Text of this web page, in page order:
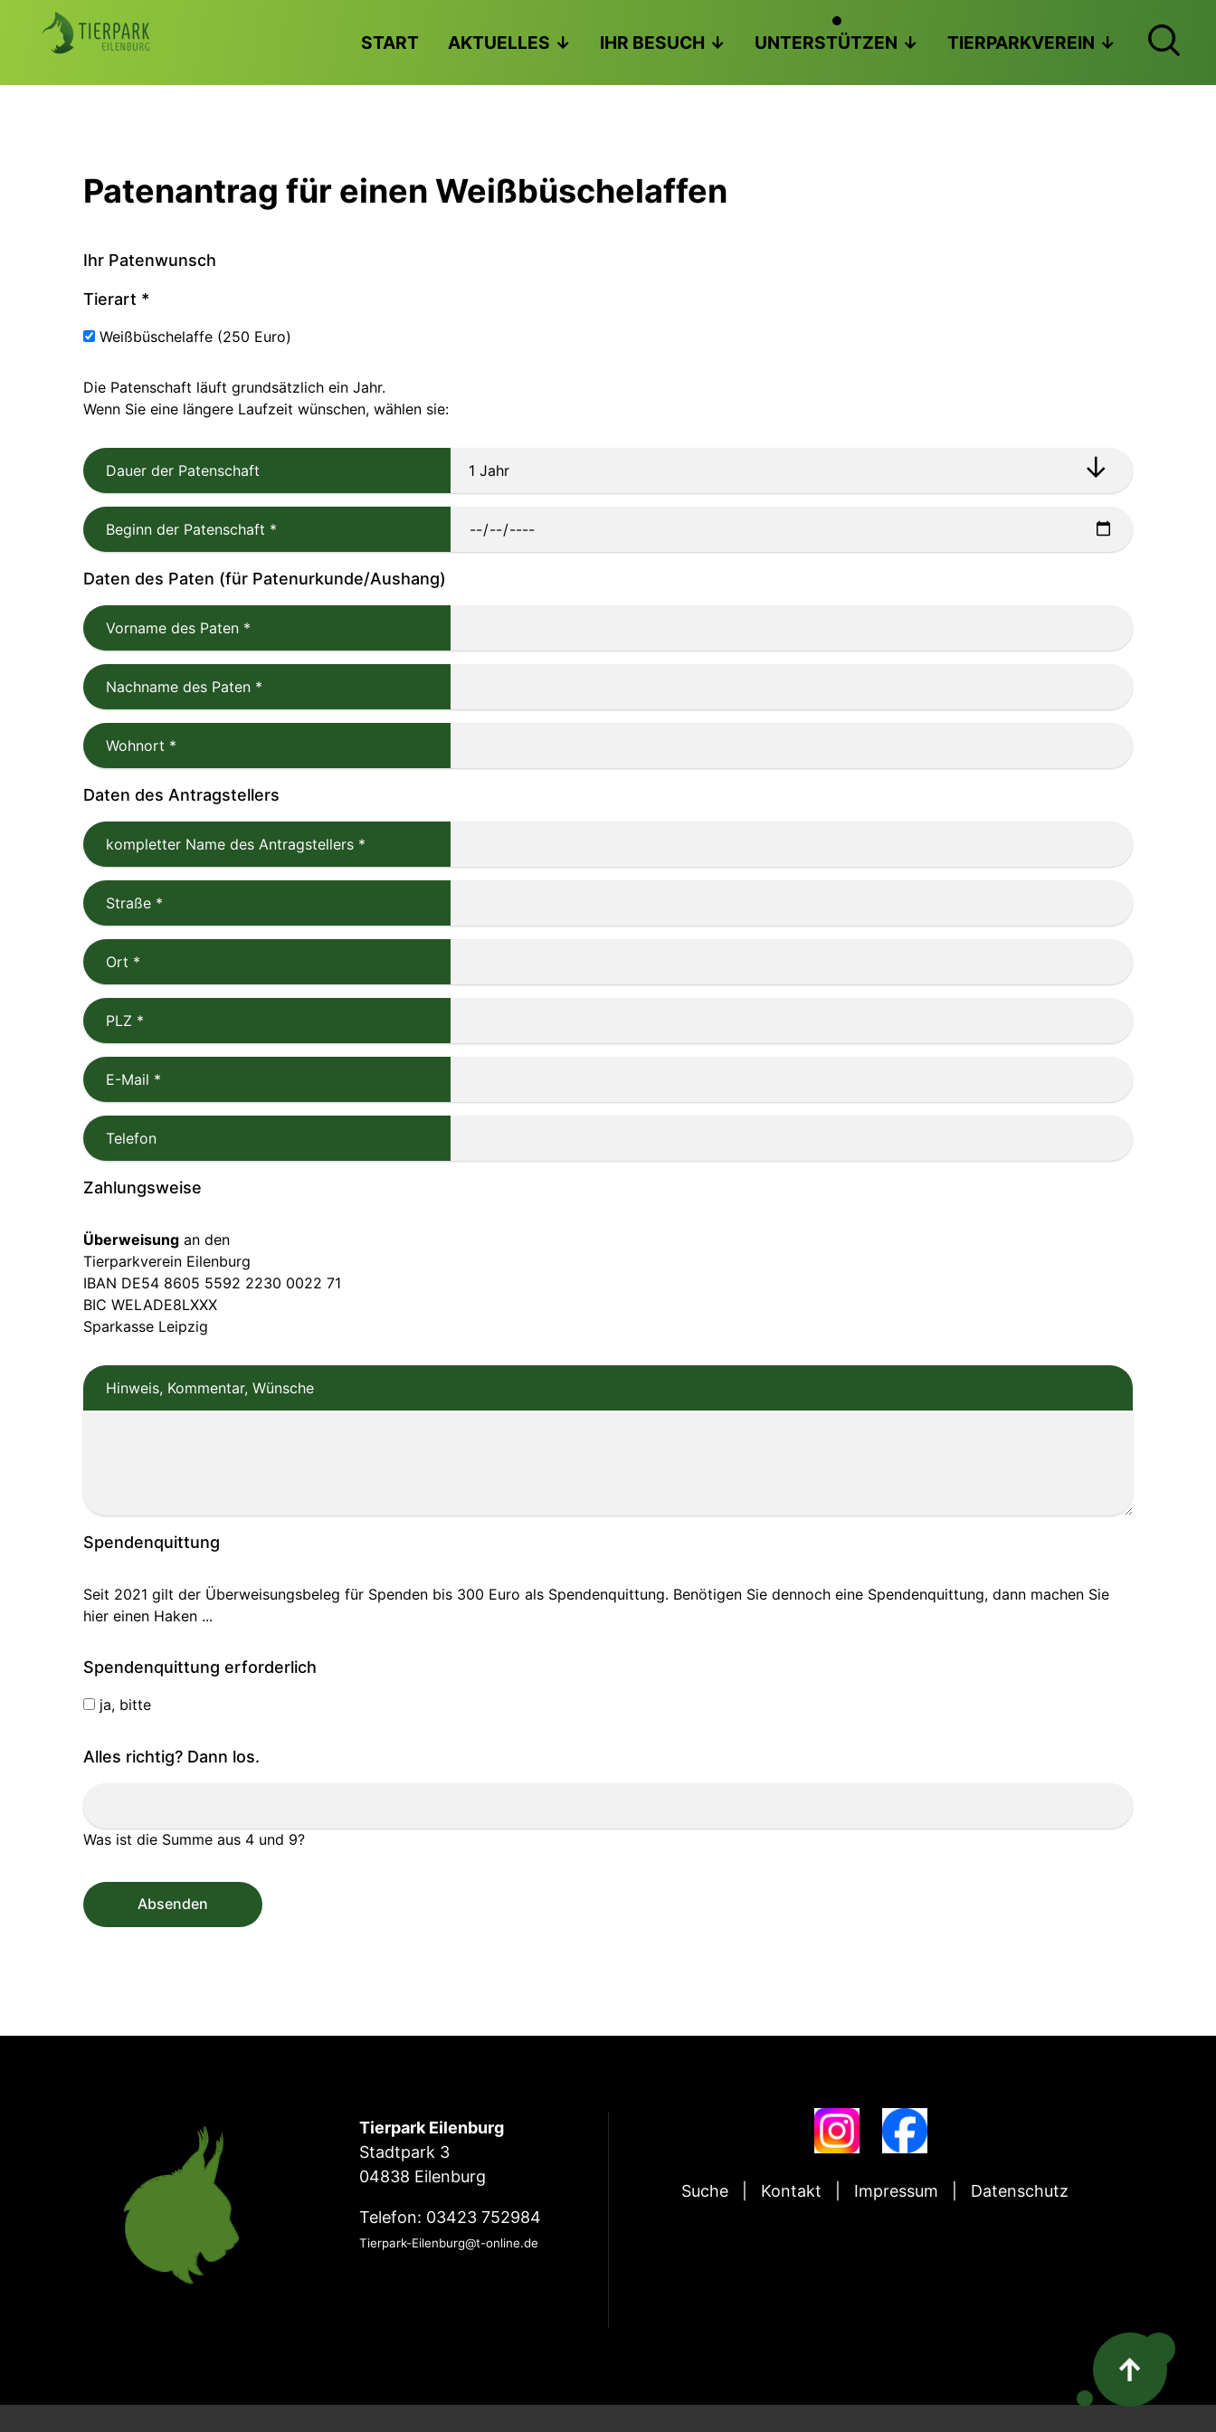
START AKTUELLES IHR BESUCH UNTERSTÜTZEN TIERPARKVEREIN
Patenantrag für einen Weißbüschelaffen
Ihr Patenwunsch
Tierart *
Weißbüschelaffe (250 Euro)
Die Patenschaft läuft grundsätzlich ein Jahr.
Wenn Sie eine längere Laufzeit wünschen, wählen sie:
Dauer der Patenschaft
Beginn der Patenschaft *
Daten des Paten (für Patenurkunde/Aushang)
Vorname des Paten *
Nachname des Paten *
Wohnort *
Daten des Antragstellers
kompletter Name des Antragstellers *
Straße *
Ort *
PLZ *
E-Mail *
Telefon
Zahlungsweise
Überweisung an den
Tierparkverein Eilenburg
IBAN DE54 8605 5592 2230 0022 71
BIC WELADE8LXXX
Sparkasse Leipzig
Hinweis, Kommentar, Wünsche
Spendenquittung
Seit 2021 gilt der Überweisungsbeleg für Spenden bis 300 Euro als Spendenquittung. Benötigen Sie dennoch eine Spendenquittung, dann machen Sie
hier einen Haken ...
Spendenquittung erforderlich
ja, bitte
Alles richtig? Dann los.
Was ist die Summe aus 4 und 9?
Absenden
Tierpark Eilenburg
Stadtpark 3
04838 Eilenburg
Telefon: 03423 752984
Tierpark-Eilenburg@t-online.de
Suche Kontakt Impressum Datenschutz
↑